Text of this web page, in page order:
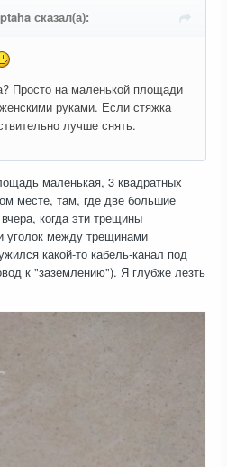
сказал(а):
Просто на маленькой площади
руками. Если стяжка
лучше снять.
маленькая, 3 квадратных
месте, там, где две большие
когда эти трещины
уголок между трещинами
какой-то кабель-канал под
к "заземлению"). Я глубже лезть